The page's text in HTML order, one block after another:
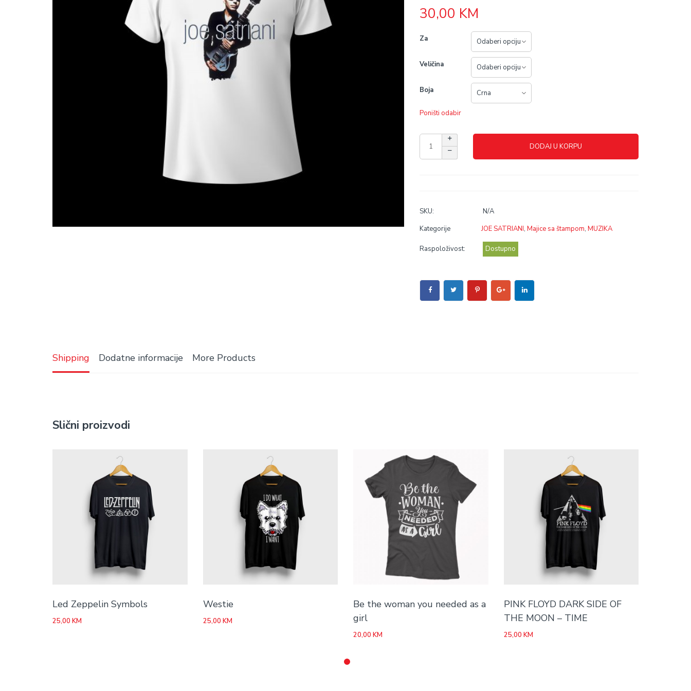
30,00 KM
Za
Veličina
Boja
Poništi odabir
DODAJ U KORPU
SKU:
N/A
Kategorije
JOE SATRIANI, Majice sa štampom, MUZIKA
Raspoloživost: Dostupno
Shipping Dodatne informacije More Products
Slični proizvodi
Led Zeppelin Symbols
25,00 KM
Westie
25,00 KM
Be the woman you needed as a
girl
20,00 KM
PINK FLOYD DARK SIDE OF
THE MOON – TIME
25,00 KM